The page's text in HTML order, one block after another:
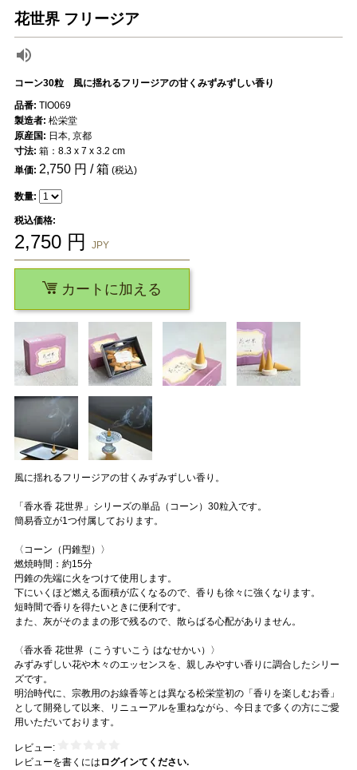
花世界 フリージア
コーン30粒 風に揺れるフリージアの甘くみずみずしい香り
風に揺れるフリージアの甘くみずみずしい香り。
「香水香 花世界」シリーズの単品（コーン）30粒入です。
簡易香立が1つ付属しております。
〈コーン（円錐型）〉
燃焼時間：約15分
円錐の先端に火をつけて使用します。
下にいくほど燃える面積が広くなるので、香りも徐々に強くなります。
短時間で香りを得たいときに便利です。
また、灰がそのままの形で残るので、散らばる心配がありません。
〈香水香 花世界（こうすいこう はなせかい）〉
みずみずしい花や木々のエッセンスを、親しみやすい香りに調合したシリー
ズです。
明治時代に、宗教用のお線香等とは異なる松栄堂初の「香りを楽しむお香」
として開発して以来、リニューアルを重ねながら、今日まで多くの方にご愛
用いただいております。
レビュー:
レビューを書くには ログインてください.
品番: TIO069
製造者: 松栄堂
原産国: 日本, 京都
寸法: 箱：8.3 x 7 x 3.2 cm
単価: 2,750円 / 箱 (税込)
数量:
税込価格:
2,750円 JPY
カートに加える